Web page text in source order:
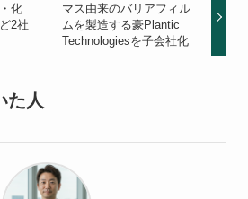
化
2社
マス由来のバリアフィル
ムを製造する豪Plantic
Technologiesを子会社化
た人